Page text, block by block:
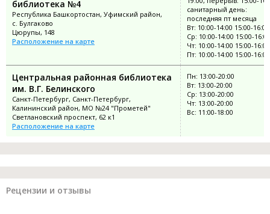
библиотека №4
Республика Башкортостан, Уфимский район,
с. Булгаково
Цюрупы, 148
Расположение на карте
санитарный день:
последняя пт месяца
Вт: 10:00-14:00 15:00-16:00
Ср: 10:00-14:00 15:00-16:00
Чт: 10:00-14:00 15:00-16:00
Пт: 10:00-14:00 15:00-16:00
Центральная районная библиотека
им. В.Г. Белинского
Санкт-Петербург, Санкт-Петербург,
Калининский район, МО №24 "Прометей"
Светлановский проспект, 62 к1
Расположение на карте
Пн: 13:00-20:00
Вт: 13:00-20:00
Ср: 13:00-20:00
Чт: 13:00-20:00
Вс: 11:00-18:00
Рецензии и отзывы